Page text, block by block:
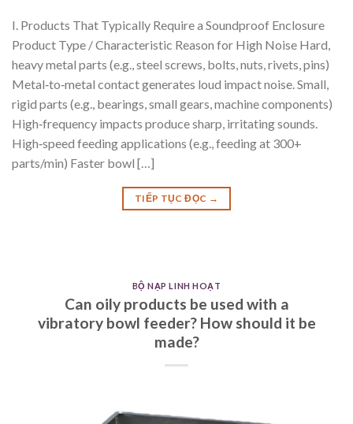
I. Products That Typically Require a Soundproof Enclosure
Product Type / Characteristic Reason for High Noise Hard,
heavy metal parts (e.g., steel screws, bolts, nuts, rivets, pins)
Metal‑to‑metal contact generates loud impact noise. Small,
rigid parts (e.g., bearings, small gears, machine components)
High‑frequency impacts produce sharp, irritating sounds.
High‑speed feeding applications (e.g., feeding at 300+
parts/min) Faster bowl […]
TIẾP TỤC ĐỌC →
BỘ NẠP LINH HOẠT
Can oily products be used with a
vibratory bowl feeder? How should it be
made?